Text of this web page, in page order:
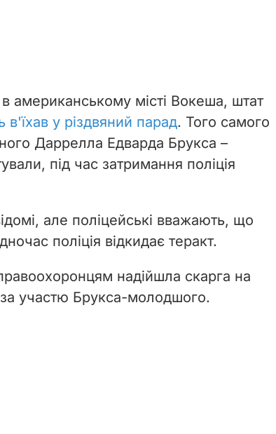
американському місті Вокеша, штат
в'їхав у різдвяний парад. Того самого
Даррелла Едварда Брукса –
під час затримання поліція
але поліцейські вважають, що
поліція відкидає теракт.
надійшла скарга на
участю Брукса-молодшого.